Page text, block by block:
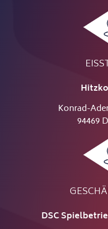
Konrad-
94469
DSC